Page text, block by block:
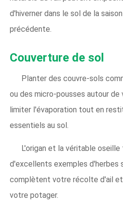
d'hiverner dans le sol de la
précédente.
Couverture de sol
Planter des couvre-sols
ou des micro-pousses autour
limiter l'évaporation tout en
essentiels au sol.
L'origan et la véritable
d'excellents exemples d'herbes
complètent votre récolte d'ail
votre potager.